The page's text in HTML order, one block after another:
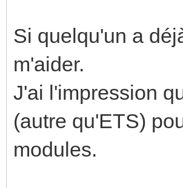
Si quelqu'un a
m'aider.
J'ai l'impression
(autre qu'ETS)
modules.